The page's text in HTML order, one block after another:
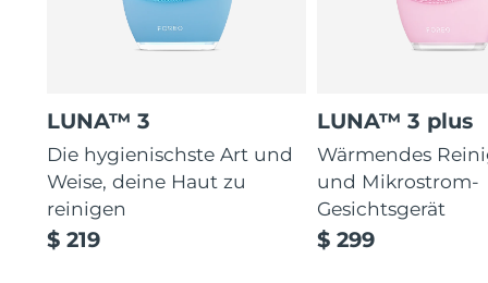
LUNA™ 3
Die hygienischste Art und
Weise, deine Haut zu
reinigen
$ 219
LUNA™ 3 plus
Wärmendes
und Mikrostrom-
Gesichtsgerät
$ 299